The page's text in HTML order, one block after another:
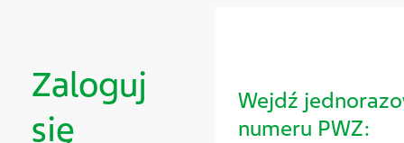
Wejdź
numeru PWZ: